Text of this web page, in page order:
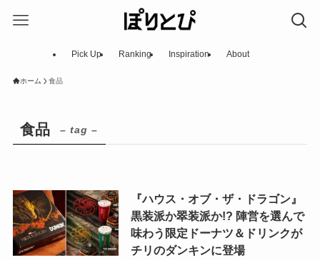
Pick Up Ranking Inspiration About
ホーム 食品
食品 – tag –
『ハウス・オブ・ザ・ドラゴン』
黒装派か翠装派か!? 陣営を選んで
味わう限定ドーナツ＆ドリンクが
チリのダンキンに登場